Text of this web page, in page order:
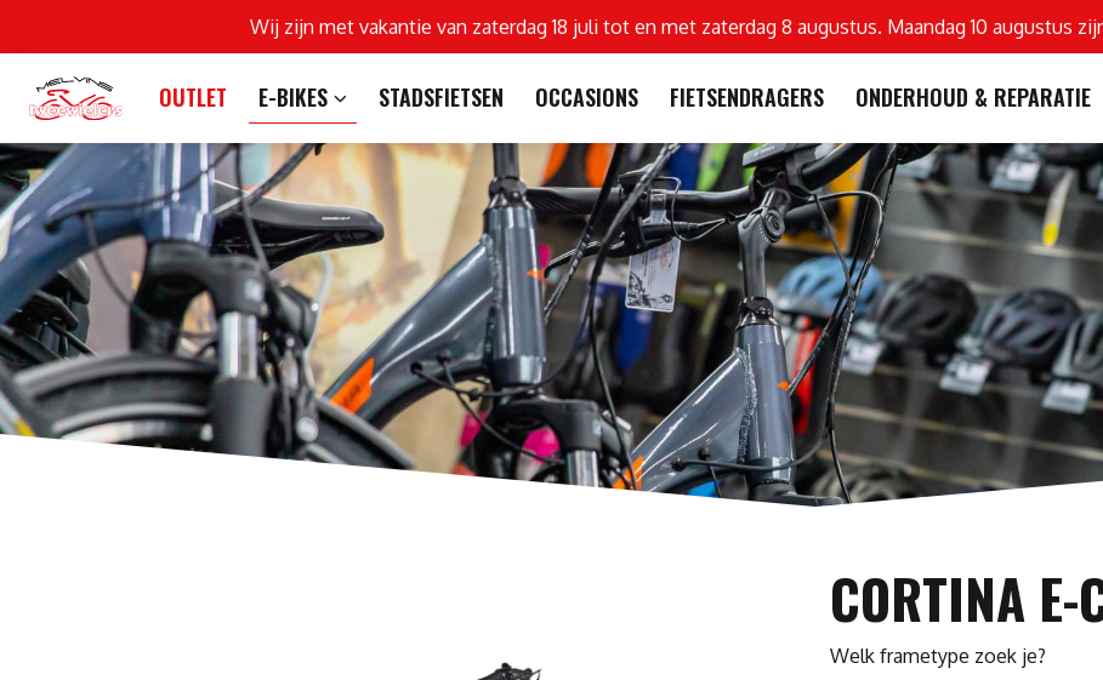
Wij zijn met vakantie van zaterdag 18 juli tot en met zaterdag 8 augustus. Maandag 10 augustus
OUTLET E-BIKES STADSFIETSEN OCCASIONS FIETSENDRAGERS ONDERHOUD & REPARATIE
CORTINA E-
Welk frametype zoek je?